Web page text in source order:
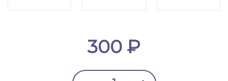
300 ₽